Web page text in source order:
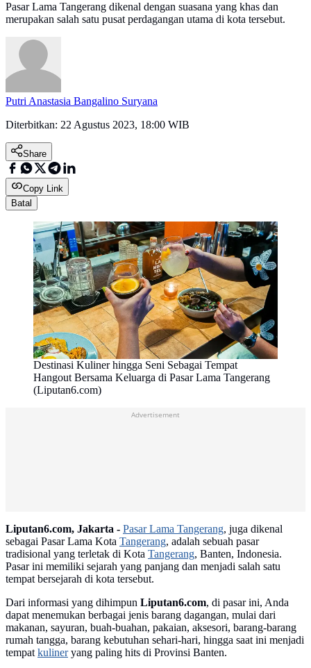
Pasar Lama Tangerang dikenal dengan suasana yang khas dan
merupakan salah satu pusat perdagangan utama di kota tersebut.
Putri Anastasia Bangalino Suryana
Diterbitkan: 22 Agustus 2023, 18:00 WIB
Share
Copy Link
Batal
Destinasi Kuliner hingga Seni Sebagai Tempat
Hangout Bersama Keluarga di Pasar Lama Tangerang
(Liputan6.com)
Advertisement
Liputan6.com, Jakarta - Pasar Lama Tangerang, juga dikenal
sebagai Pasar Lama Kota Tangerang, adalah sebuah pasar
tradisional yang terletak di Kota Tangerang, Banten, Indonesia.
Pasar ini memiliki sejarah yang panjang dan menjadi salah satu
tempat bersejarah di kota tersebut.
Dari informasi yang dihimpun Liputan6.com, di pasar ini, Anda
dapat menemukan berbagai jenis barang dagangan, mulai dari
makanan, sayuran, buah-buahan, pakaian, aksesori, barang-barang
rumah tangga, barang kebutuhan sehari-hari, hingga saat ini menjadi
tempatkulineryang paling hits di Provinsi Banten.